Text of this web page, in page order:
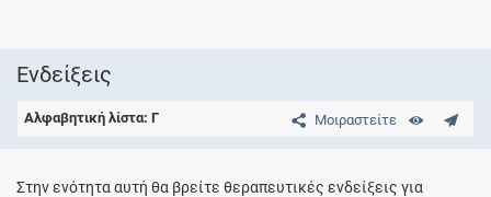
Ενδείξεις
Μοιραστείτε
Αλφαβητική λίστα: Γ
Στην ενότητα αυτή θα βρείτε θεραπευτικές ενδείξεις για